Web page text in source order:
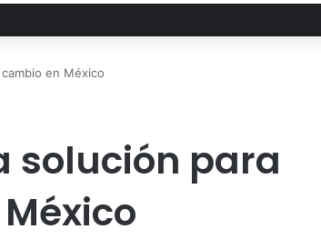
en México
solución para